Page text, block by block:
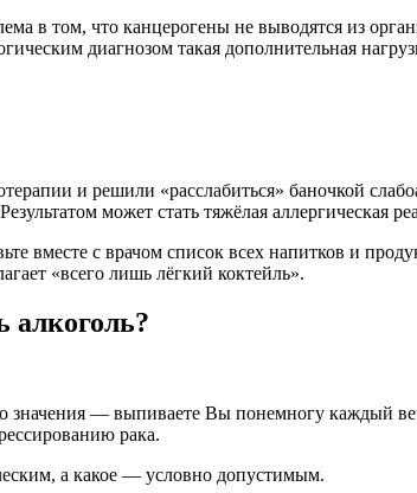
в том, что канцерогены не выводятся из
диагнозом такая дополнительная
и решили «расслабиться» баночкой
может стать тяжёлая
вместе с врачом список всех напитков и
«всего лишь лёгкий коктейль».
алкоголь?
— выпиваете Вы понемногу каждый
рака.
а какое — условно допустимым.